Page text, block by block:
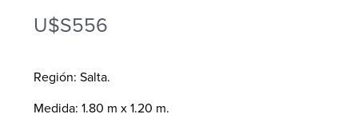
U$S556
Región: Salta.
Medida: 1.80 m x 1.20 m.